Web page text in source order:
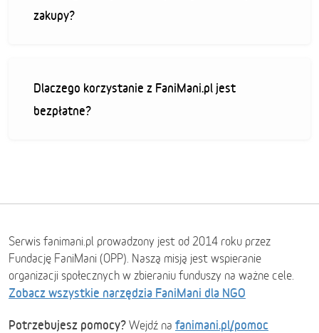
zakupy?
Dlaczego korzystanie z FaniMani.pl jest
bezpłatne?
Serwis fanimani.pl prowadzony jest od 2014 roku przez
Fundację FaniMani (OPP). Naszą misją jest wspieranie
organizacji społecznych w zbieraniu funduszy na ważne cele.
Zobacz wszystkie narzędzia FaniMani dla NGO
Potrzebujesz pomocy? Wejdź na fanimani.pl/pomoc